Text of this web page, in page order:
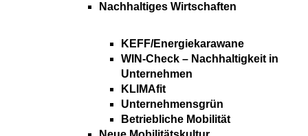
Nachhaltiges Wirtschaften
KEFF/Energiekarawane
WIN-Check – Nachhaltigkeit in
Unternehmen
KLIMAfit
Unternehmensgrün
Betriebliche Mobilität